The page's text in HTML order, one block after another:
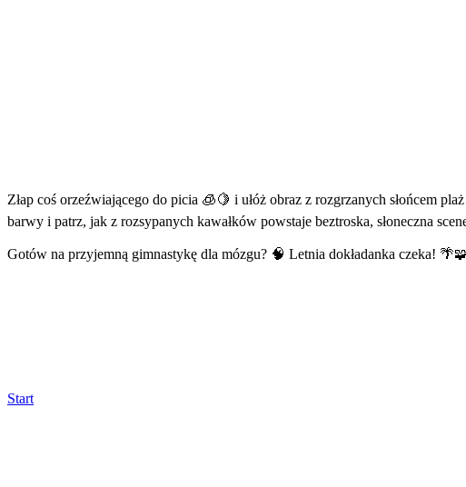
Złap coś orzeźwiającego do picia 🧊🍋 i ułóż obraz z rozgrzanych słońcem
barwy i patrz, jak z rozsypanych kawałków powstaje beztroska, słoneczna
Gotów na przyjemną gimnastykę dla mózgu? 🧠 Letnia dokładanka czeka!
Start